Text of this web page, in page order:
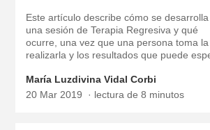
Este artículo describe cómo se desarrolla
una sesión de Terapia Regresiva y qué
ocurre, una vez que una persona toma
realizarla y los resultados que puede
María Luzdivina Vidal Corbi
20 Mar 2019
lectura de 8 minutos